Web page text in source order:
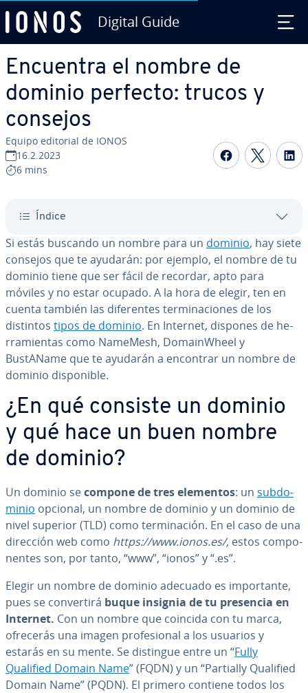
Digital Guide
Encuentra el nombre de
dominio perfecto: trucos y
consejos
Equipo editorial de IONOS
16.2.2023
6 mins
Compartir
Índice
Si estás buscando un nombre para un dominio, hay siete
consejos que te ayudarán: por ejemplo, el nombre de tu
dominio tiene que ser fácil de recordar, apto para
móviles y no estar ocupado. A la hora de elegir, ten en
cuenta también las di­fe­re­n­tes te­r­mi­na­cio­nes de los
distintos tipos de dominio. En Internet, dispones de he­
rra­mie­n­tas como NameMesh, Do­mai­n­Wheel y
BustAName que te ayudarán a encontrar un nombre de
dominio di­s­po­ni­ble.
¿En qué consiste un dominio
y qué hace un buen nombre
de dominio?
Un dominio secompone de tres elementos: un su­b­do­
mi­nio opcional, un nombre de dominio y un dominio de
nivel superior (TLD) como te­r­mi­na­ción. En el caso de una
dirección web como https://www.ionos.es/, estos co­m­po­
ne­n­tes son, por tanto, “www”, “ionos” y “.es”.
Elegir un nombre de dominio adecuado es im­po­r­ta­n­te,
pues se co­n­ve­r­ti­rá buque insignia de tu presencia en
Internet. Con un nombre que coincida con tu marca,
ofrecerás una imagen pro­fe­sio­nal a los usuarios y
estarás en su mente. Se distingue entre un “Fully
Qualified Domain Name” (FQDN) y un “Partially Qualified
Domain Name” (PQDN). El primero contiene todos los